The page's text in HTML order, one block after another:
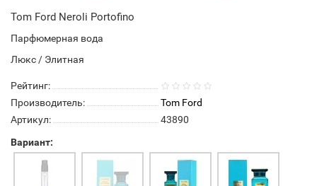
Tom Ford Neroli Portofino
Парфюмерная вода
Люкс / Элитная
Рейтинг:
Производитель:
Tom Ford
Артикул:
43890
Вариант: